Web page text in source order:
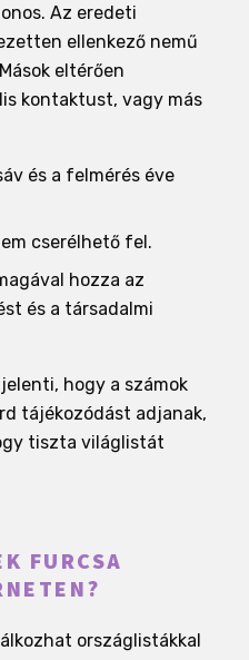
Az eredeti
ellenkező nemű
eltérően
kontaktust, vagy más
és a felmérés éve
cserélhető fel.
hozza az
és a társadalmi
hogy a számok
tájékozódást adjanak,
tiszta világlistát
FURCSA
országlistákkal